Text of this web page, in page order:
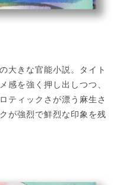
大きな官能小説。タイト
感を強く押し出しつつ、
ティックさが漂う麻生さ
が強烈で鮮烈な印象を残